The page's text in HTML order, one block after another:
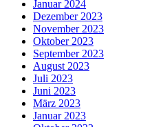
Januar 2024
Dezember 2023
November 2023
Oktober 2023
September 2023
August 2023
Juli 2023
Juni 2023
März 2023
Januar 2023